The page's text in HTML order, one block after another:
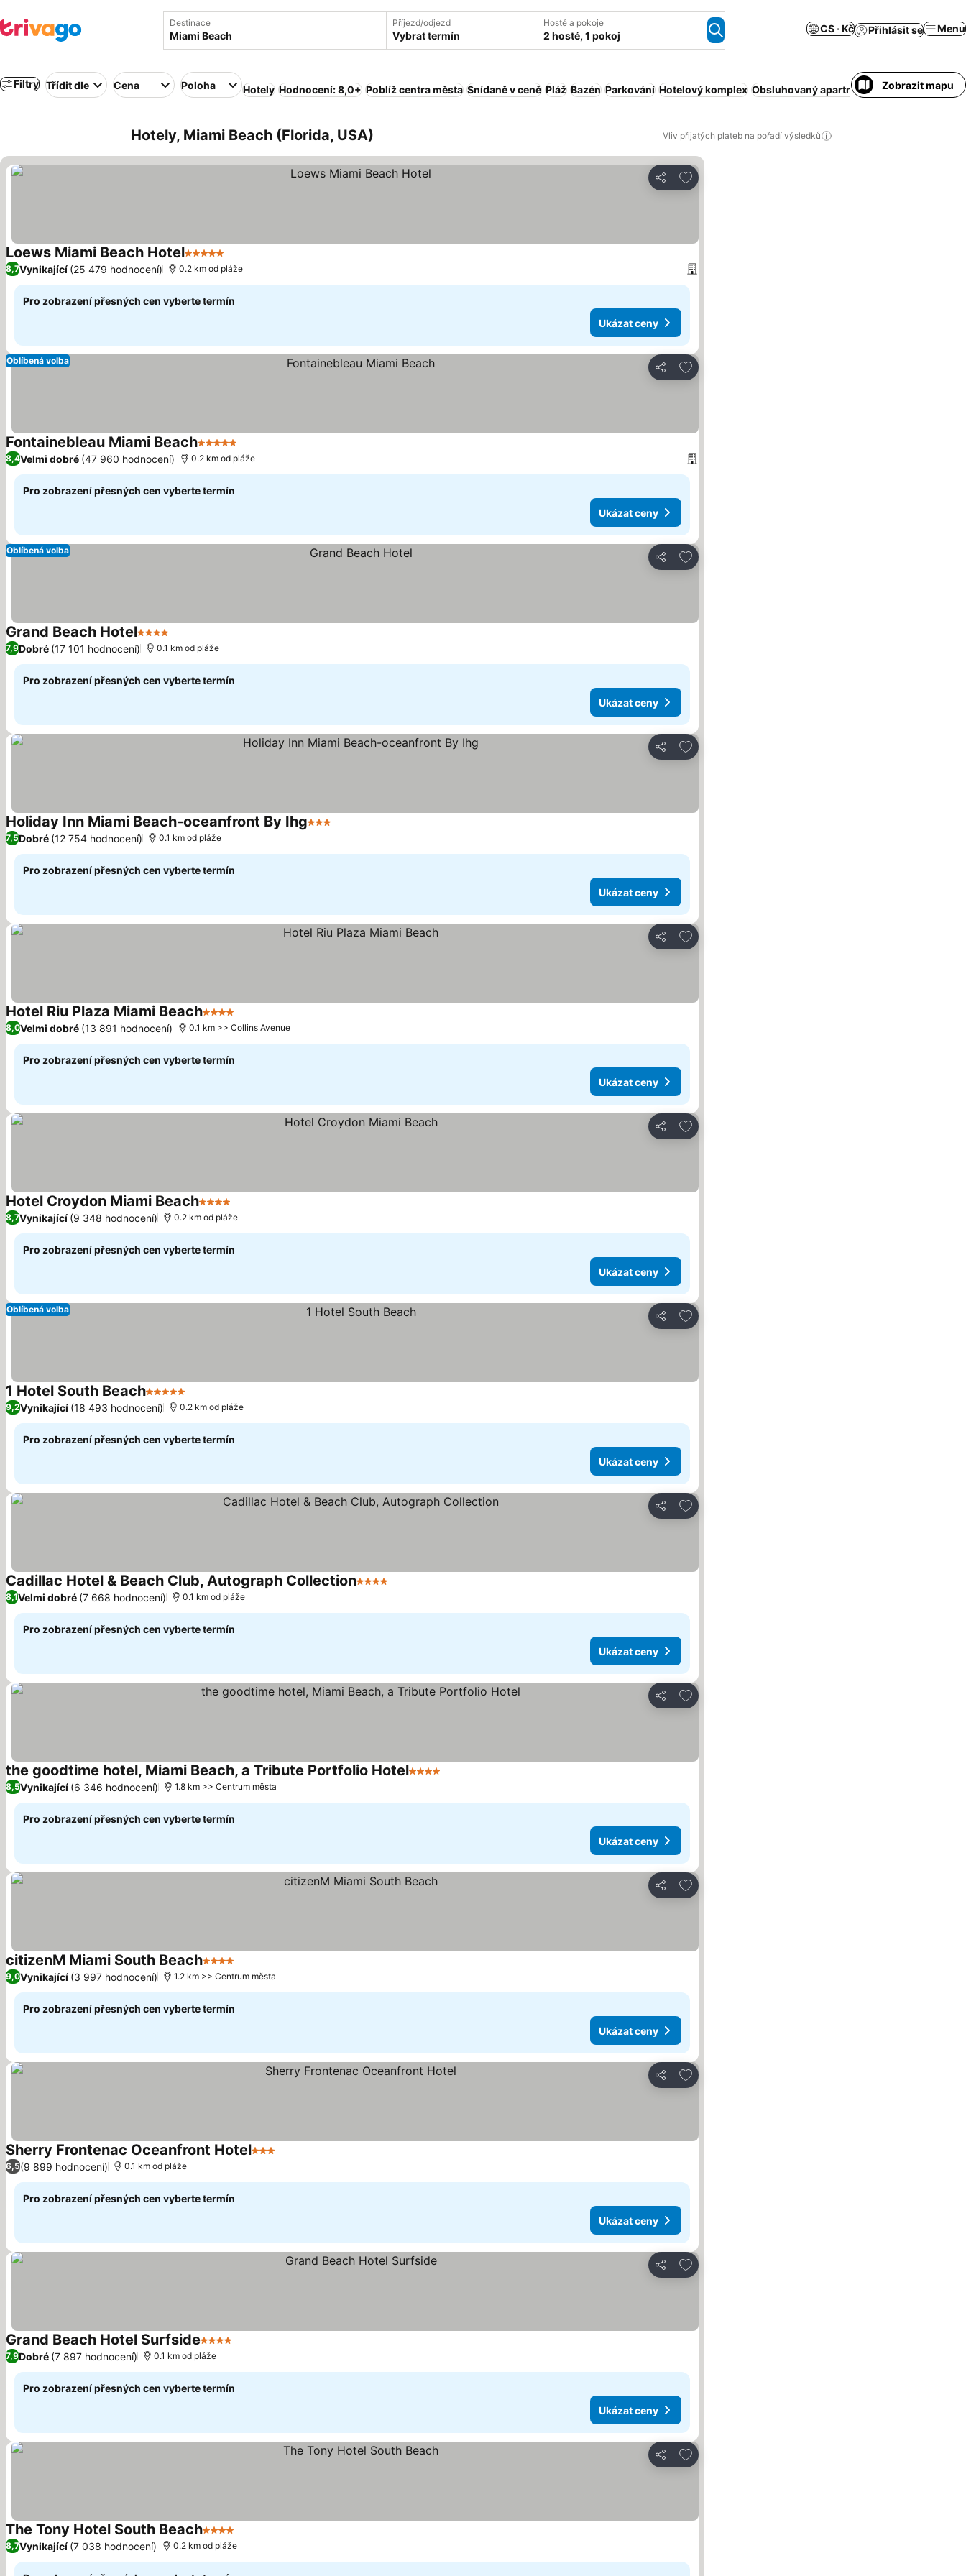
Destinace Příjezd/odjezd
Vybrat termín
Hosté a pokoje
2 hosté, 1 pokoj
CS · Kč Přihlásit se Menu
Filtry Třídit dle Cena Poloha Hotely Hodnocení: 8,0+ Poblíž centra města Snídaně v ceně Pláž Bazén Parkování Hotelový komplex Obsluhovaný apartmán Bezplatné zrušení
Zobrazit mapu
Hotely, Miami Beach (Florida, USA) Vliv přijatých plateb na pořadí výsledků
Sdílet
Přidat na seznam oblíbených hotelů
Loews Miami Beach Hotel5 Počet hvězdiček
8,7Vynikající (25 479 hodnocení) 0.2 km od pláže
Pro zobrazení přesných cen vyberte termín
Ukázat ceny
Sdílet
Přidat na seznam oblíbených hotelů
Oblíbená volba
Fontainebleau Miami Beach5 Počet hvězdiček
8,4Velmi dobré (47 960 hodnocení) 0.2 km od pláže
Pro zobrazení přesných cen vyberte termín
Ukázat ceny
Sdílet
Přidat na seznam oblíbených hotelů
Oblíbená volba
Grand Beach Hotel4 Počet hvězdiček
7,9Dobré (17 101 hodnocení) 0.1 km od pláže
Pro zobrazení přesných cen vyberte termín
Ukázat ceny
Sdílet
Přidat na seznam oblíbených hotelů
Holiday Inn Miami Beach-oceanfront By Ihg3 Počet hvězdiček
7,5Dobré (12 754 hodnocení) 0.1 km od pláže
Pro zobrazení přesných cen vyberte termín
Ukázat ceny
Sdílet
Přidat na seznam oblíbených hotelů
Hotel Riu Plaza Miami Beach4 Počet hvězdiček
8,0Velmi dobré (13 891 hodnocení) 0.1 km >> Collins Avenue
Pro zobrazení přesných cen vyberte termín
Ukázat ceny
Sdílet
Přidat na seznam oblíbených hotelů
Hotel Croydon Miami Beach4 Počet hvězdiček
8,7Vynikající (9 348 hodnocení) 0.2 km od pláže
Pro zobrazení přesných cen vyberte termín
Ukázat ceny
Sdílet
Přidat na seznam oblíbených hotelů
Oblíbená volba
1 Hotel South Beach5 Počet hvězdiček
9,2Vynikající (18 493 hodnocení) 0.2 km od pláže
Pro zobrazení přesných cen vyberte termín
Ukázat ceny
Sdílet
Přidat na seznam oblíbených hotelů
Cadillac Hotel & Beach Club, Autograph Collection4 Počet hvězdiček
8,1Velmi dobré (7 668 hodnocení) 0.1 km od pláže
Pro zobrazení přesných cen vyberte termín
Ukázat ceny
Sdílet
Přidat na seznam oblíbených hotelů
the goodtime hotel, Miami Beach, a Tribute Portfolio Hotel4 Počet hvězdiček
8,5Vynikající (6 346 hodnocení) 1.8 km >> Centrum města
Pro zobrazení přesných cen vyberte termín
Ukázat ceny
Sdílet
Přidat na seznam oblíbených hotelů
citizenM Miami South Beach4 Počet hvězdiček
9,0Vynikající (3 997 hodnocení) 1.2 km >> Centrum města
Pro zobrazení přesných cen vyberte termín
Ukázat ceny
Sdílet
Přidat na seznam oblíbených hotelů
Sherry Frontenac Oceanfront Hotel3 Počet hvězdiček
6,5(9 899 hodnocení) 0.1 km od pláže
Pro zobrazení přesných cen vyberte termín
Ukázat ceny
Sdílet
Přidat na seznam oblíbených hotelů
Grand Beach Hotel Surfside4 Počet hvězdiček
7,9Dobré (7 897 hodnocení) 0.1 km od pláže
Pro zobrazení přesných cen vyberte termín
Ukázat ceny
Sdílet
Přidat na seznam oblíbených hotelů
The Tony Hotel South Beach4 Počet hvězdiček
8,7Vynikající (7 038 hodnocení) 0.2 km od pláže